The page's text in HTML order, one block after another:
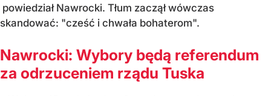
powiedział Nawrocki. Tłum zaczął wówczas
skandować: "cześć i chwała bohaterom".
Nawrocki: Wybory będą referendum
za odrzuceniem rządu Tuska